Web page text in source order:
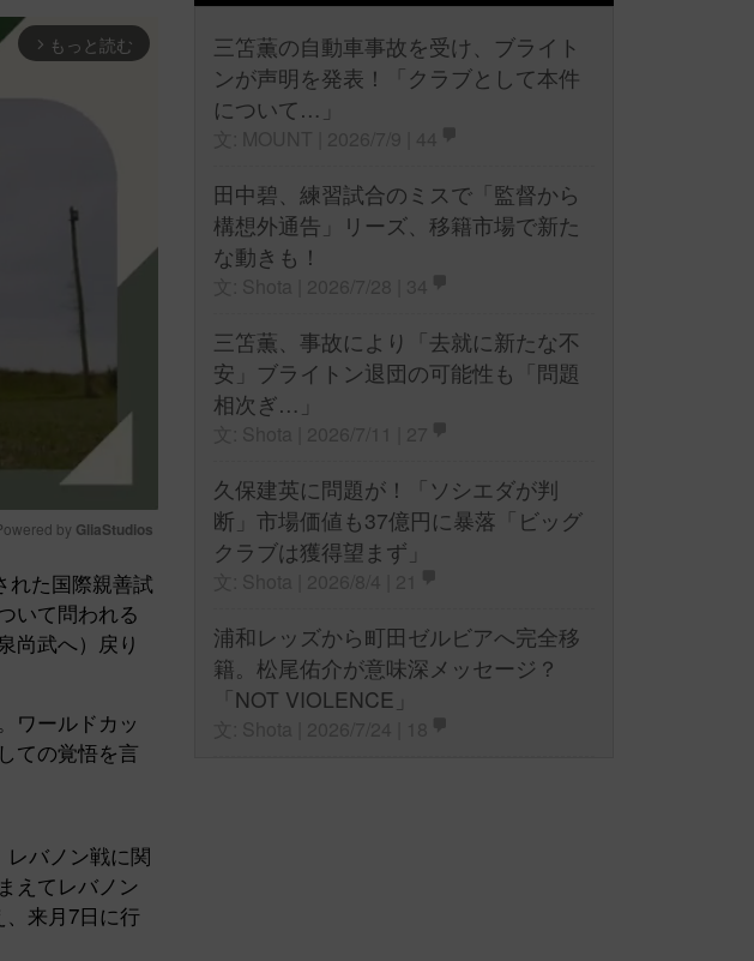
arrow_forward_ios もっと読む
Mute
by GliaStudios
れた国際親善試
いて問われる
尚武へ）戻り
ワールドカッ
ての覚悟を言
バノン戦に関
えてレバノン
来月7日に行
三笘薫の自動車事故を受け、ブライト
ンが声明を発表！「クラブとして本件
について…」
田中碧、練習試合のミスで「監督から
構想外通告」リーズ、移籍市場で新た
な動きも！
三笘薫、事故により「去就に新たな不
安」ブライトン退団の可能性も「問題
相次ぎ…」
久保建英に問題が！「ソシエダが判
断」市場価値も37億円に暴落「ビッグ
クラブは獲得望まず」
浦和レッズから町田ゼルビアへ完全移
籍。松尾佑介が意味深メッセージ？
「NOT VIOLENCE」